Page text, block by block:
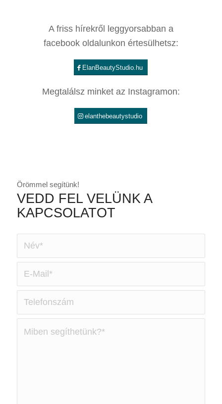
A friss hírekről leggyorsabban a
facebook oldalunkon értesülhetsz:
ElanBeautyStudio.hu
Megtalálsz minket az Instagramon:
elanthebeautystudio
Örömmel segítünk!
VEDD FEL VELÜNK A
KAPCSOLATOT